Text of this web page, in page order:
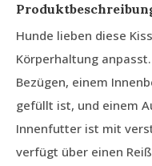
Hunde lieben diese
Körperhaltung
Bezügen, einem
gefüllt ist, und einem
Innenfutter ist mit
verfügt über einen